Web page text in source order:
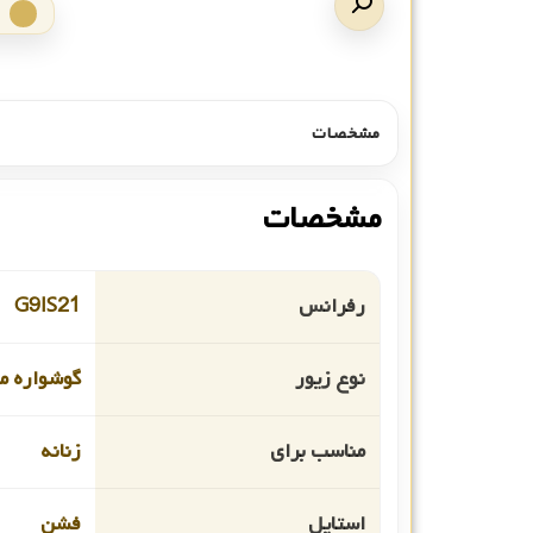
مشخصات
مشخصات
رفرانس G9IS21
نوع زیور گوشواره
مناسب برای زنانه
استایل فشن